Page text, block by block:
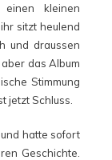
kleinen
sitzt heulend
und draussen
das Album
Stimmung
jetzt Schluss.
hatte sofort
Geschichte.